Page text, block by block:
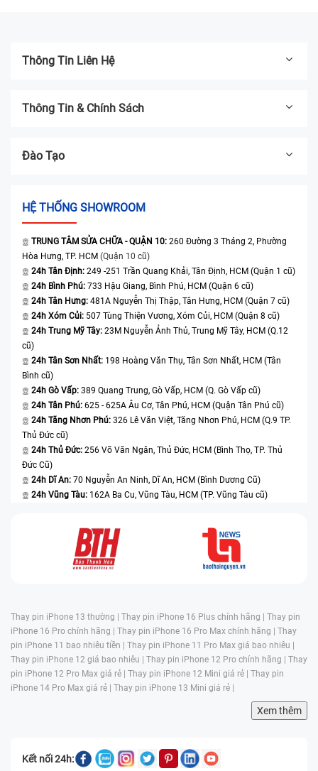
Thông Tin Liên Hệ
Thông Tin & Chính Sách
Đào Tạo
HỆ THỐNG SHOWROOM
TRUNG TÂM SỬA CHỮA - QUẬN 10: 260 Đường 3 Tháng 2, Phường
Hòa Hưng, TP. HCM (Quận 10 cũ)
24h Tân Định: 249 -251 Trần Quang Khải, Tân Định, HCM (Quận 1 cũ)
24h Bình Phú: 733 Hậu Giang, Bình Phú, HCM (Quận 6 cũ)
24h Tân Hưng: 481A Nguyễn Thị Thập, Tân Hưng, HCM (Quận 7 cũ)
24h Xóm Củi: 507 Tùng Thiện Vương, Xóm Củi, HCM (Quận 8 cũ)
24h Trung Mỹ Tây: 23M Nguyễn Ảnh Thủ, Trung Mỹ Tây, HCM (Q.12
cũ)
24h Tân Sơn Nhất: 198 Hoàng Văn Thụ, Tân Sơn Nhất, HCM (Tân
Bình cũ)
24h Gò Vấp: 389 Quang Trung, Gò Vấp, HCM (Q. Gò Vấp cũ)
24h Tân Phú: 625 - 625A Âu Cơ, Tân Phú, HCM (Quận Tân Phú cũ)
24h Tăng Nhơn Phú: 326 Lê Văn Việt, Tăng Nhơn Phú, HCM (Q.9 TP.
Thủ Đức cũ)
24h Thủ Đức: 256 Võ Văn Ngân, Thủ Đức, HCM (Bình Thọ, TP. Thủ
Đức Cũ)
24h Dĩ An: 70 Nguyễn An Ninh, Dĩ An, HCM (Bình Dương Cũ)
24h Vũng Tàu: 162A Ba Cu, Vũng Tàu, HCM (TP. Vũng Tàu cũ)
Thay pin iPhone 13 thường | Thay pin iPhone 16 Plus chính hãng | Thay pin
iPhone 16 Pro chính hãng | Thay pin iPhone 16 Pro Max chính hãng | Thay
pin iPhone 11 bao nhiêu tiền | Thay pin iPhone 11 Pro Max giá bao nhiêu |
Thay pin iPhone 12 giá bao nhiêu | Thay pin iPhone 12 Pro chính hãng | Thay
pin iPhone 12 Pro Max giá rẻ | Thay pin iPhone 12 Mini giá rẻ | Thay pin
iPhone 14 Pro Max giá rẻ | Thay pin iPhone 13 Mini giá rẻ |
Xem thêm
Kết nối 24h: